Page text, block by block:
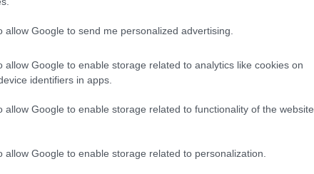
allow Google to send me personalized advertising.
allow Google to enable storage related to analytics like cookies on
identifiers in apps.
allow Google to enable storage related to functionality of the website
allow Google to enable storage related to personalization.
stereotipi da superare
è la persistenza di stereotipi che
le relazioni. La convinzione che “un
o che “una ragazza deve essere
essere scardinate. Questi pensieri non